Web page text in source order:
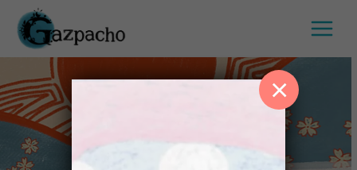
Salta
contenuto
×